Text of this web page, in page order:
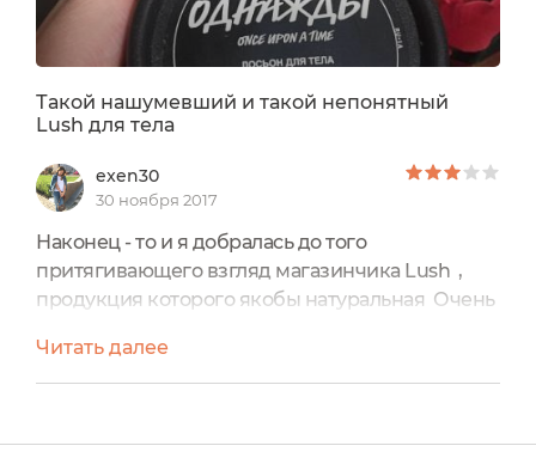
Такой нашумевший и такой непонятный
Lush для тела
exen30
30 ноября 2017
Наконец - то и я добралась до того
притягивающего взгляд магазинчика Lush ,
продукция которого якобы натуральная Очень
шикарными ароматами, а потому конечно глаза
там разбежались, но после долгих мучений
"Однажды",собственно вот и он:производитель
Читать далее